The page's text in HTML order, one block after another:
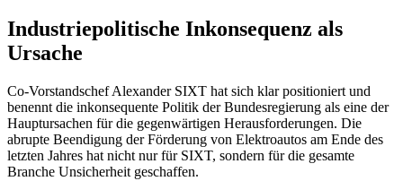
Industriepolitische Inkonsequenz als
Ursache
Co-Vorstandschef Alexander SIXT hat sich klar positioniert und
benennt die inkonsequente Politik der Bundesregierung als eine der
Hauptursachen für die gegenwärtigen Herausforderungen. Die
abrupte Beendigung der Förderung von Elektroautos am Ende des
letzten Jahres hat nicht nur für SIXT, sondern für die gesamte
Branche Unsicherheit geschaffen.